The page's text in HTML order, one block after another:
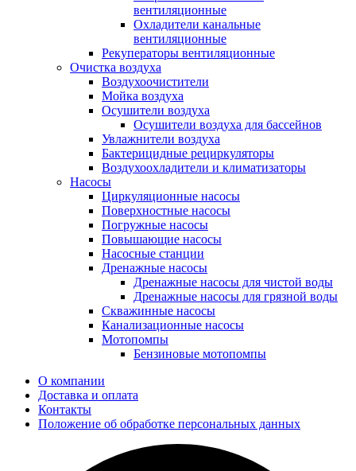
вентиляционные
Охладители канальные
вентиляционные
Рекуператоры вентиляционные
Очистка воздуха
Воздухоочистители
Мойка воздуха
Осушители воздуха
Осушители воздуха для бассейнов
Увлажнители воздуха
Бактерицидные рециркуляторы
Воздухоохладители и климатизаторы
Насосы
Циркуляционные насосы
Поверхностные насосы
Погружные насосы
Повышающие насосы
Насосные станции
Дренажные насосы
Дренажные насосы для чистой воды
Дренажные насосы для грязной воды
Скважинные насосы
Канализационные насосы
Мотопомпы
Бензиновые мотопомпы
О компании
Доставка и оплата
Контакты
Положение об обработке персональных данных